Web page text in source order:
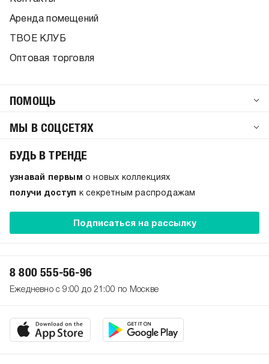
Аренда помещений
ТВОЕ КЛУБ
Оптовая торговля
ПОМОЩЬ
МЫ В СОЦСЕТЯХ
БУДЬ В ТРЕНДЕ
узнавай первым о новых коллекциях
получи доступ к секретным распродажам
Подписаться на рассылку
8 800 555-56-96
Ежедневно с 9:00 до 21:00 по Москве